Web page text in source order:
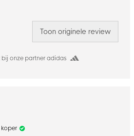
onze partner adidas
Toon originele review